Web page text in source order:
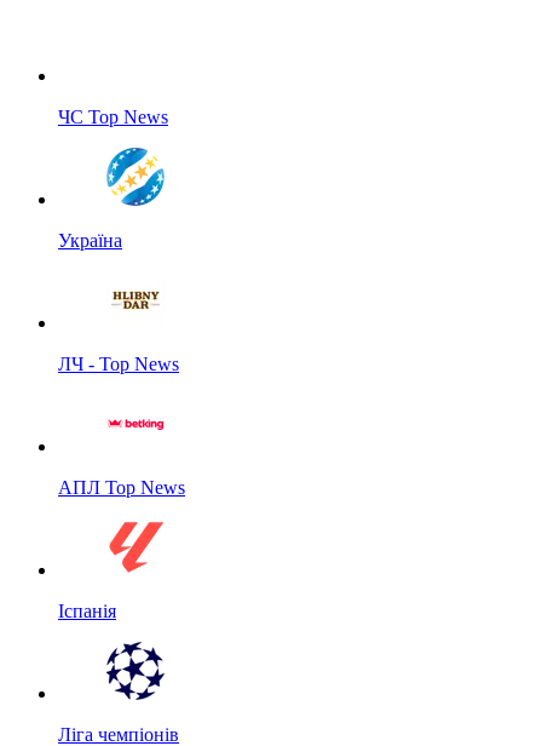
ЧС Top News
Україна
ЛЧ - Top News
АПЛ Top News
Іспанія
Ліга чемпіонів